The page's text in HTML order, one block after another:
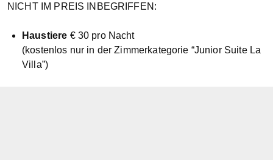
NICHT IM PREIS INBEGRIFFEN:
Haustiere € 30 pro Nacht
(kostenlos nur in der Zimmerkategorie “Junior Suite La
Villa”)